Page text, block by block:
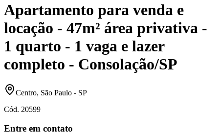
Apartamento para venda e
locação - 47m² área privativa -
1 quarto - 1 vaga e lazer
completo - Consolação/SP
Centro, São Paulo - SP
Cód. 20599
Entre em contato